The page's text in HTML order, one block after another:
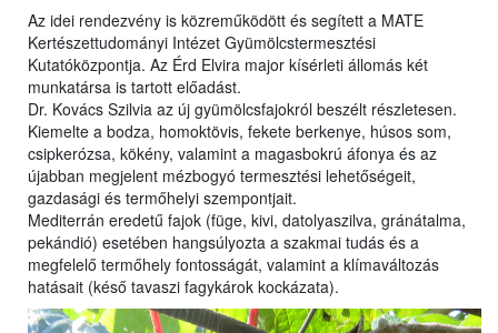
Az idei rendezvény is közreműködött és segített a MATE
Kertészettudományi Intézet Gyümölcstermesztési
Kutatóközpontja. Az Érd Elvira major kísérleti állomás két
munkatársa is tartott előadást.
Dr. Kovács Szilvia az új gyümölcsfajokról beszélt részletesen.
Kiemelte a bodza, homoktövis, fekete berkenye, húsos som,
csipkerózsa, kökény, valamint a magasbokrú áfonya és az
újabban megjelent mézbogyó termesztési lehetőségeit,
gazdasági és termőhelyi szempontjait.
Mediterrán eredetű fajok (füge, kivi, datolyaszilva, gránátalma,
pekándió) esetében hangsúlyozta a szakmai tudás és a
megfelelő termőhely fontosságát, valamint a klímaváltozás
hatásait (késő tavaszi fagykárok kockázata).